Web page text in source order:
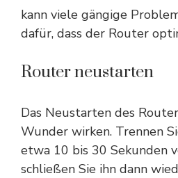
kann viele gängige
dafür, dass der Router
Router neustarten
Das Neustarten des
Wunder wirken. Trennen
etwa 10 bis 30 Sekunden
schließen Sie ihn dann